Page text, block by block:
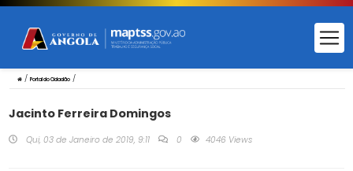
/ Portal do Cidadão/
Jacinto Ferreira Domingos
Qui, 03 de Janeiro de 2019, 9:11 0 4046 Views